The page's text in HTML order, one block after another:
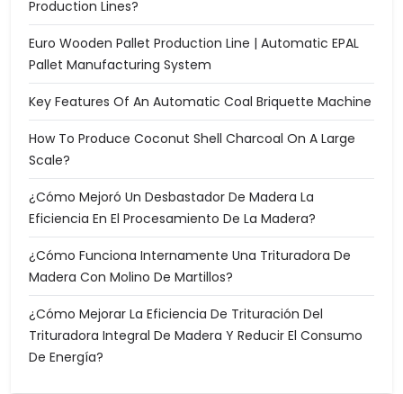
Production Lines?
Euro Wooden Pallet Production Line | Automatic EPAL
Pallet Manufacturing System
Key Features Of An Automatic Coal Briquette Machine
How To Produce Coconut Shell Charcoal On A Large
Scale?
¿Cómo Mejoró Un Desbastador De Madera La
Eficiencia En El Procesamiento De La Madera?
¿Cómo Funciona Internamente Una Trituradora De
Madera Con Molino De Martillos?
¿Cómo Mejorar La Eficiencia De Trituración Del
Trituradora Integral De Madera Y Reducir El Consumo
De Energía?